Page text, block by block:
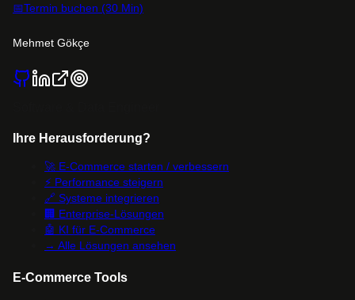
📅Termin buchen (30 Min)
Mehmet Gökçe
Ihre Herausforderung?
🚀 E-Commerce starten / verbessern
⚡ Performance steigern
🔗 Systeme integrieren
🏢 Enterprise-Lösungen
🤖 KI für E-Commerce
→ Alle Lösungen ansehen
E-Commerce Tools